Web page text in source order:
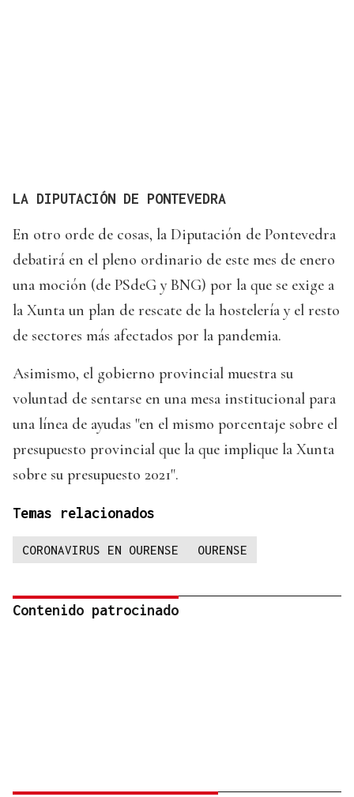
LA DIPUTACIÓN DE PONTEVEDRA
En otro orde de cosas, la Diputación de Pontevedra
debatirá en el pleno ordinario de este mes de enero
una moción (de PSdeG y BNG) por la que se exige a
la Xunta un plan de rescate de la hostelería y el resto
de sectores más afectados por la pandemia.
Asimismo, el gobierno provincial muestra su
voluntad de sentarse en una mesa institucional para
una línea de ayudas "en el mismo porcentaje sobre el
presupuesto provincial que la que implique la Xunta
sobre su presupuesto 2021".
Temas relacionados
CORONAVIRUS EN OURENSE OURENSE
Contenido patrocinado